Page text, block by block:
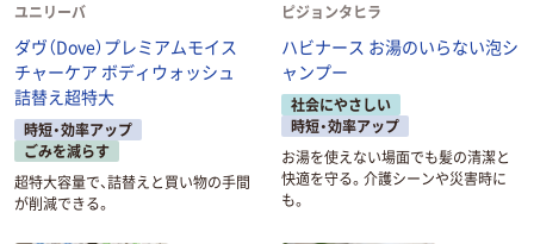
ユニリーバ
ダヴ（Dove）プレミアムモイス
チャーケア ボディウォッシュ
詰替え超特大
時短・効率アップ
ごみを減らす
超特大容量で、詰替えと買い物の手間
が削減できる。
ピジョンタヒラ
ハビナース お湯のいらない泡シ
ャンプー
社会にやさしい
時短・効率アップ
お湯を使えない場面でも髪の清潔と
快適を守る。介護シーンや災害時に
も。